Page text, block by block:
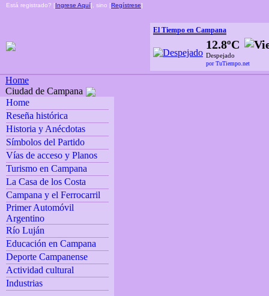
Está registrado? [Ingrese Aquí], sino [Regístrese]
El Tiempo en Campana
12.8ºC
Despejado
por TuTiempo.net
Home
Ciudad de Campana
Home
Reseña histórica
Historia y Anécdotas
Símbolos del Partido
Vías de acceso y Planos
Turismo en Campana
La Casa de los Costa
Campana y el Ferrocarril
Primer Automóvil
Argentino
Río Luján
Educación en Campana
Deporte Campanense
Actividad cultural
Industrias